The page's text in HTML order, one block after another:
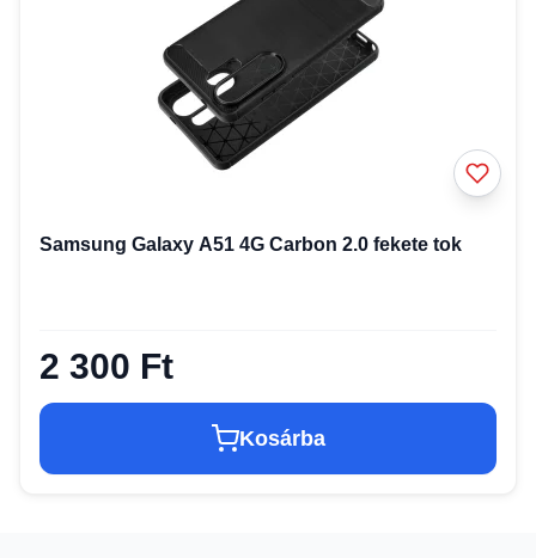
Samsung Galaxy A51 4G Carbon 2.0 fekete tok
2 300 Ft
Kosárba